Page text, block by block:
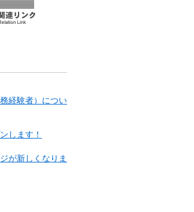
経験者）につい
します！
が新しくなりま